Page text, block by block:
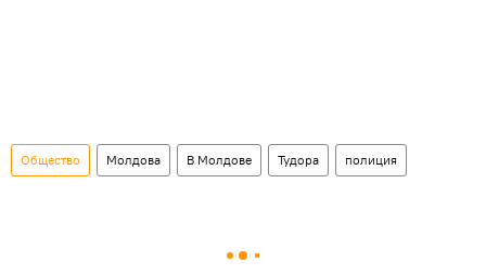
Общество Молдова В Молдове Тудора полиция